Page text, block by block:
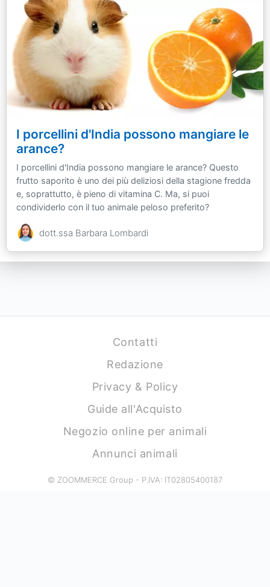
I porcellini d'India possono mangiare le
arance?
I porcellini d'India possono mangiare le arance? Questo
frutto saporito è uno dei più deliziosi della stagione fredda
e, soprattutto, è pieno di vitamina C. Ma, si puoi
condividerlo con il tuo animale peloso preferito?
dott.ssa Barbara Lombardi
Contatti
Redazione
Privacy & Policy
Guide all'Acquisto
Negozio online per animali
Annunci animali
© ZOOMMERCE Group - P.IVA: IT02805400187